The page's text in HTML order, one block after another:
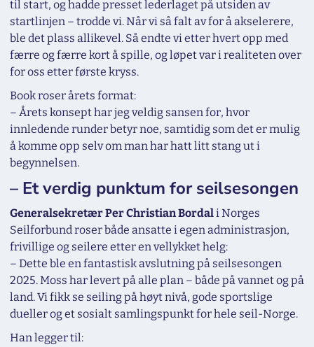
til start, og hadde presset lederlaget på utsiden av
startlinjen – trodde vi. Når vi så falt av for å akselerere,
ble det plass allikevel. Så endte vi etter hvert opp med
færre og færre kort å spille, og løpet var i realiteten over
for oss etter første kryss.
Book roser årets format:
– Årets konsept har jeg veldig sansen for, hvor
innledende runder betyr noe, samtidig som det er mulig
å komme opp selv om man har hatt litt stang ut i
begynnelsen.
– Et verdig punktum for seilsesongen
Generalsekretær Per Christian Bordali Norges
Seilforbund roser både ansatte i egen administrasjon,
frivillige og seilere etter en vellykket helg:
– Dette ble en fantastisk avslutning på seilsesongen
2025. Moss har levert på alle plan – både på vannet og på
land. Vi fikk se seiling på høyt nivå, gode sportslige
dueller og et sosialt samlingspunkt for hele seil-Norge.
Han legger til: